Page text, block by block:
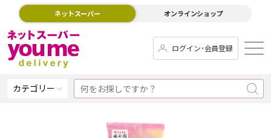
ネットスーパー オンラインショップ
ログイン･会員登録
カテゴリー